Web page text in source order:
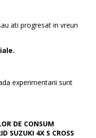
ati progresat in vreun
experimentarii sunt
DE CONSUM
SUZUKI 4X S CROSS